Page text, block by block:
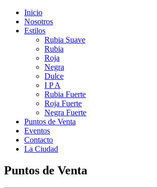
Inicio
Nosotros
Estilos
Rubia Suave
Rubia
Roja
Negra
Dulce
I P A
Rubia Fuerte
Roja Fuerte
Negra Fuerte
Puntos de Venta
Eventos
Contacto
La Ciudad
Puntos de Venta